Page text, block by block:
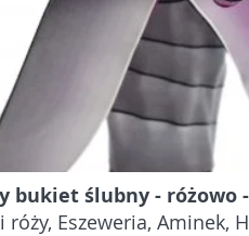
bukiet ślubny - różowo
róży, Eszeweria, Aminek,